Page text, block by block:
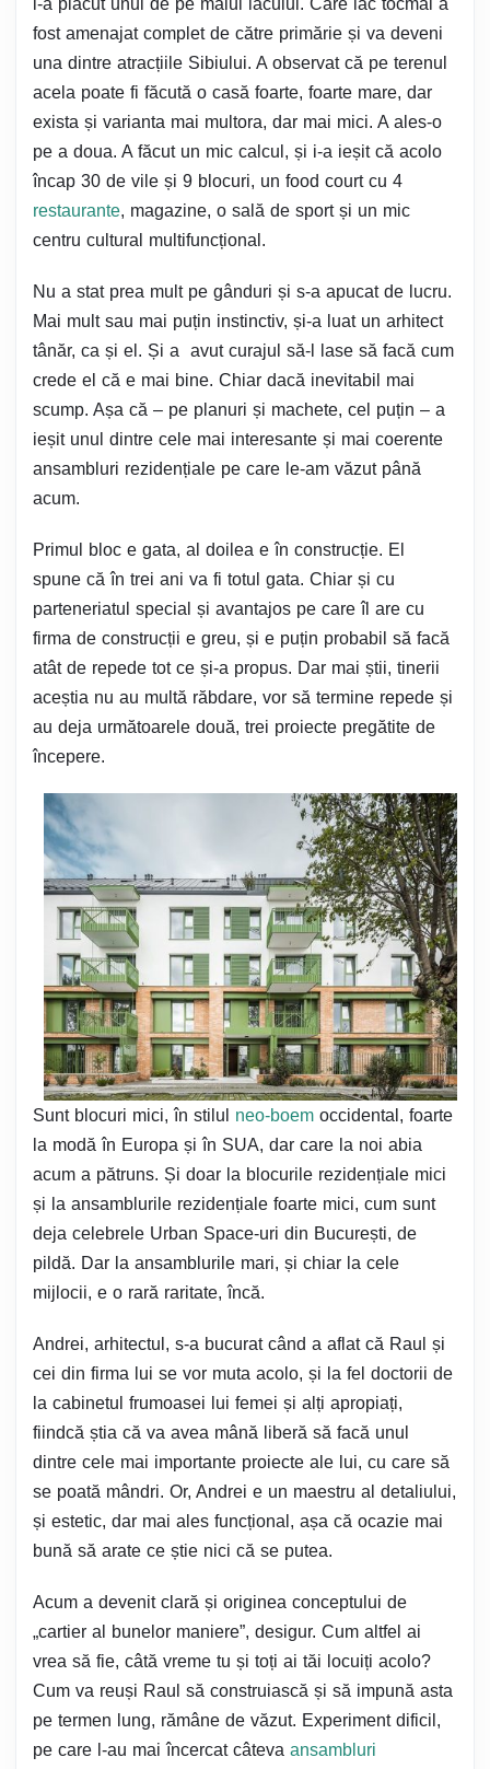
i-a plăcut unul de pe malul lacului. Care lac tocmai a
fost amenajat complet de către primărie și va deveni
una dintre atracțiile Sibiului. A observat că pe terenul
acela poate fi făcută o casă foarte, foarte mare, dar
exista și varianta mai multora, dar mai mici. A ales-o
pe a doua. A făcut un mic calcul, și i-a ieșit că acolo
încap 30 de vile și 9 blocuri, un food court cu 4
restaurante, magazine, o sală de sport și un mic
centru cultural multifuncțional.
Nu a stat prea mult pe gânduri și s-a apucat de lucru.
Mai mult sau mai puțin instinctiv, și-a luat un arhitect
tânăr, ca și el. Și a avut curajul să-l lase să facă cum
crede el că e mai bine. Chiar dacă inevitabil mai
scump. Așa că – pe planuri și machete, cel puțin – a
ieșit unul dintre cele mai interesante și mai coerente
ansambluri rezidențiale pe care le-am văzut până
acum.
Primul bloc e gata, al doilea e în construcție. El
spune că în trei ani va fi totul gata. Chiar și cu
parteneriatul special și avantajos pe care îl are cu
firma de construcții e greu, și e puțin probabil să facă
atât de repede tot ce și-a propus. Dar mai știi, tinerii
aceștia nu au multă răbdare, vor să termine repede și
au deja următoarele două, trei proiecte pregătite de
începere.
Sunt blocuri mici, în stilul neo-boem occidental, foarte
la modă în Europa și în SUA, dar care la noi abia
acum a pătruns. Și doar la blocurile rezidențiale mici
și la ansamblurile rezidențiale foarte mici, cum sunt
deja celebrele Urban Space-uri din București, de
pildă. Dar la ansamblurile mari, și chiar la cele
mijlocii, e o rară raritate, încă.
Andrei, arhitectul, s-a bucurat când a aflat că Raul și
cei din firma lui se vor muta acolo, și la fel doctorii de
la cabinetul frumoasei lui femei și alți apropiați,
fiindcă știa că va avea mână liberă să facă unul
dintre cele mai importante proiecte ale lui, cu care să
se poată mândri. Or, Andrei e un maestru al detaliului,
și estetic, dar mai ales funcțional, așa că ocazie mai
bună să arate ce știe nici că se putea.
Acum a devenit clară și originea conceptului de
„cartier al bunelor maniere”, desigur. Cum altfel ai
vrea să fie, câtă vreme tu și toți ai tăi locuiți acolo?
Cum va reuși Raul să construiască și să impună asta
pe termen lung, rămâne de văzut. Experiment dificil,
pe care l-au mai încercat câteva ansambluri